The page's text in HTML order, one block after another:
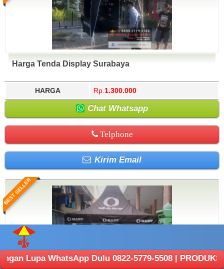
Harga Tenda Display Surabaya
HARGA Rp. 1.300.000
Chat Whatsapp
Telphone
Kirim Email
BEST SELLER
Dulu 0822-5779-5508 | PRODUKSI ANEKA